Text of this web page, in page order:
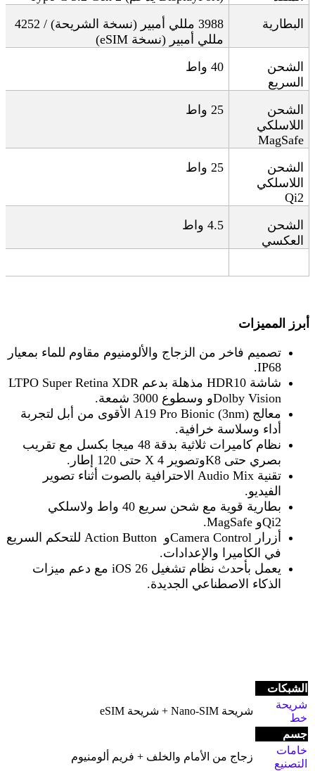
البطارية
3988
مللي أمبير (نسخة الشريحة) / 4252
مللي أمبير (نسخة eSIM)
الشحن
السريع
40 واط
الشحن
اللاسلكي
MagSafe
25 واط
الشحن
اللاسلكي
Qi2
25 واط
الشحن
العكسي
4.5 واط
أبرز المميزات
تصميم فاخر من الزجاج والألومنيوم مقاوم للماء بمعيار
IP68.
شاشة
مذهلة بدعم HDR10
وDolby Vision وسطوع 3000 شمعة
.
معالج A19 Pro Bionic (3nm) الأقوى من أبل لتجربة
أداء وسلاسة خرافية.
نظام كاميرات ثلاثية بدقة 48 ميجا بكسل مع تقريب
بصري حتى 8
X وتصوير 4K حتى 120 إطار
.
تقنية Audio Mix الاحترافية بالصوت أثناء تصوير
الفيديو.
بطارية قوية مع شحن سريع 40 واط ولاسلكي
MagSafe وQi2.
أزرار
Action Button وCamera Control
للتحكم السريع
في الكاميرا والإعدادات.
يعمل بأحدث نظام تشغيل iOS 26 مع دعم ميزات
الذكاء الاصطناعي الجديدة.
الشبكات
شريحة
خط
شريحة Nano-SIM + شريحة eSIM
جسم
خامات
التصنيع
زجاج من الأمام والخلف + فريم ألومنيوم